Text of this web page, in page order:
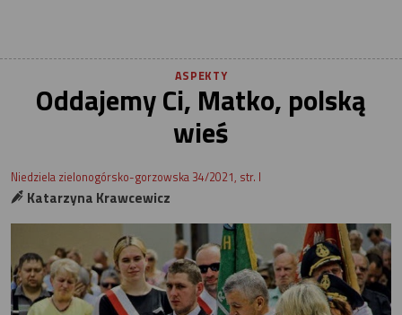
ASPEKTY
Oddajemy Ci, Matko, polską
wieś
Niedziela zielonogórsko-gorzowska 34/2021, str. I
Katarzyna Krawcewicz